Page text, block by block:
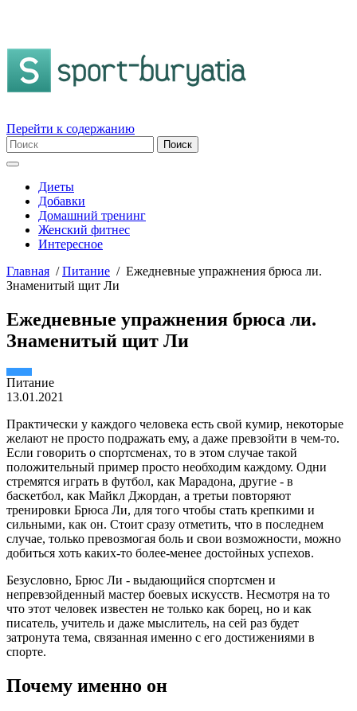
Перейти к содержанию
Диеты
Добавки
Домашний тренинг
Женский фитнес
Интересное
Главная /Питание / Ежедневные упражнения брюса ли.
Знаменитый щит Ли
Ежедневные упражнения брюса ли.
Знаменитый щит Ли
Питание
13.01.2021
Практически у каждого человека есть свой кумир, некоторые
желают не просто подражать ему, а даже превзойти в чем-то.
Если говорить о спортсменах, то в этом случае такой
положительный пример просто необходим каждому. Одни
стремятся играть в футбол, как Марадона, другие - в
баскетбол, как Майкл Джордан, а третьи повторяют
тренировки Брюса Ли, для того чтобы стать крепкими и
сильными, как он. Стоит сразу отметить, что в последнем
случае, только превозмогая боль и свои возможности, можно
добиться хоть каких-то более-менее достойных успехов.
Безусловно, Брюс Ли - выдающийся спортсмен и
непревзойденный мастер боевых искусств. Несмотря на то
что этот человек известен не только как борец, но и как
писатель, учитель и даже мыслитель, на сей раз будет
затронута тема, связанная именно с его достижениями в
спорте.
Почему именно он